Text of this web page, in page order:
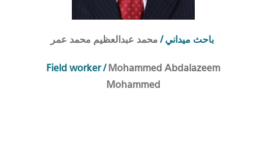
باحث ميداني/ محمد عبدالعظيم محمد عمر
Field worker /Mohammed Abdalazeem
Mohammed